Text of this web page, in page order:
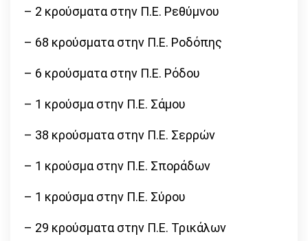
– 2 κρούσματα στην Π.Ε. Ρεθύμνου
– 68 κρούσματα στην Π.Ε. Ροδόπης
– 6 κρούσματα στην Π.Ε. Ρόδου
– 1 κρούσμα στην Π.Ε. Σάμου
– 38 κρούσματα στην Π.Ε. Σερρών
– 1 κρούσμα στην Π.Ε. Σποράδων
– 1 κρούσμα στην Π.Ε. Σύρου
– 29 κρούσματα στην Π.Ε. Τρικάλων